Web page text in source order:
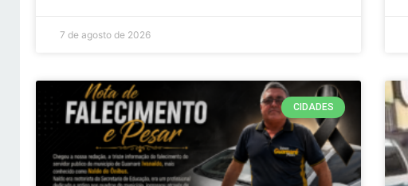
7 de agosto de 2026
CIDADES